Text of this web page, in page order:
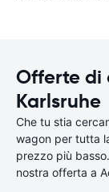
Offerte di
Karlsruhe
Che tu stia
wagon per tutta
prezzo più
nostra offerta a